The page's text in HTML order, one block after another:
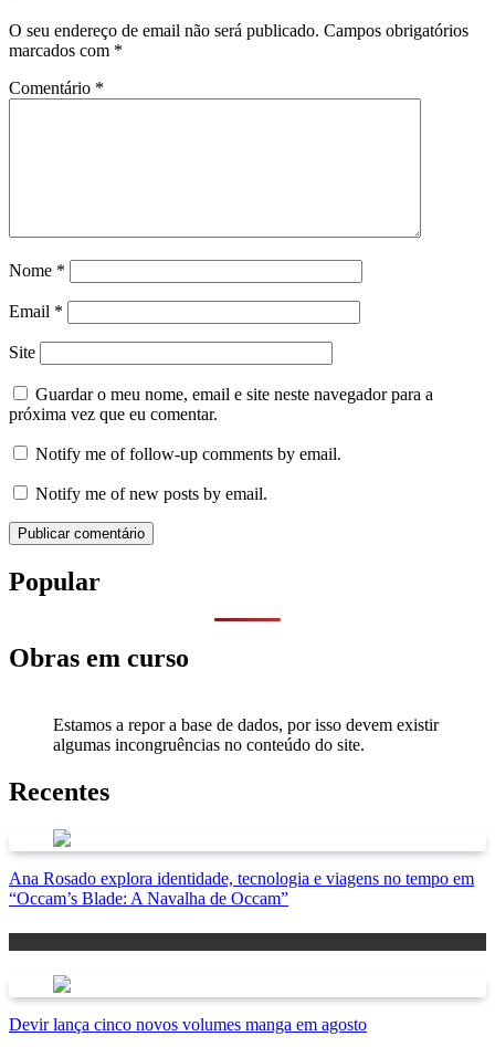
O seu endereço de email não será publicado. Campos obrigatórios
marcados com *
Comentário *
Nome *
Email *
Site
Guardar o meu nome, email e site neste navegador para a
próxima vez que eu comentar.
Notify me of follow-up comments by email.
Notify me of new posts by email.
Popular
Obras em curso
Estamos a repor a base de dados, por isso devem existir
algumas incongruências no conteúdo do site.
Recentes
Ana Rosado explora identidade, tecnologia e viagens no tempo em
“Occam’s Blade: A Navalha de Occam”
Devir lança cinco novos volumes manga em agosto